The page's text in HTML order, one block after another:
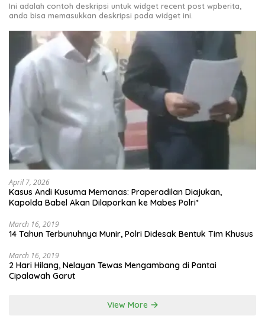
Ini adalah contoh deskripsi untuk widget recent post wpberita,
anda bisa memasukkan deskripsi pada widget ini.
April 7, 2026
Kasus Andi Kusuma Memanas: Praperadilan Diajukan,
Kapolda Babel Akan Dilaporkan ke Mabes Polri*
March 16, 2019
14 Tahun Terbunuhnya Munir, Polri Didesak Bentuk Tim Khusus
March 16, 2019
2 Hari Hilang, Nelayan Tewas Mengambang di Pantai
Cipalawah Garut
View More